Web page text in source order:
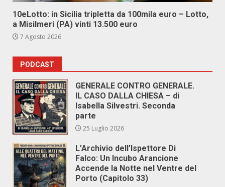
10eLotto: in Sicilia tripletta da 100mila euro – Lotto,
a Misilmeri (PA) vinti 13.500 euro
7 Agosto 2026
PODCAST
GENERALE CONTRO GENERALE.
IL CASO DALLA CHIESA – di
Isabella Silvestri. Seconda
parte
25 Luglio 2026
L’Archivio dell’Ispettore Di
Falco: Un Incubo Arancione
Accende la Notte nel Ventre del
Porto (Capitolo 33)